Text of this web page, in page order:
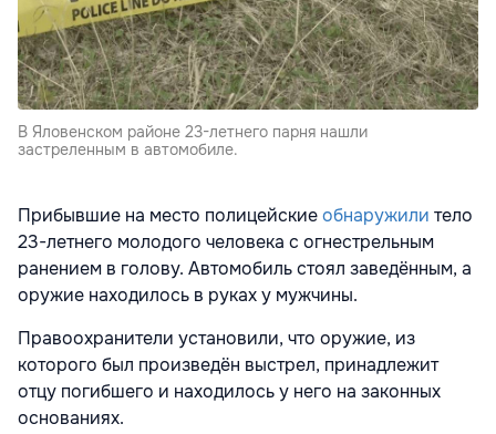
В Яловенском районе 23-летнего парня нашли
застреленным в автомобиле.
Прибывшие на место полицейскиеобнаружили тело
23-летнего молодого человека с огнестрельным
ранением в голову. Автомобиль стоял заведённым, а
оружие находилось в руках у мужчины.
Правоохранители установили, что оружие, из
которого был произведён выстрел, принадлежит
отцу погибшего и находилось у него на законных
основаниях.